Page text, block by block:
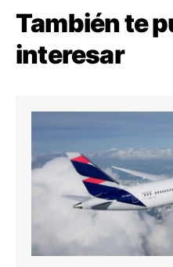
También te
interesar